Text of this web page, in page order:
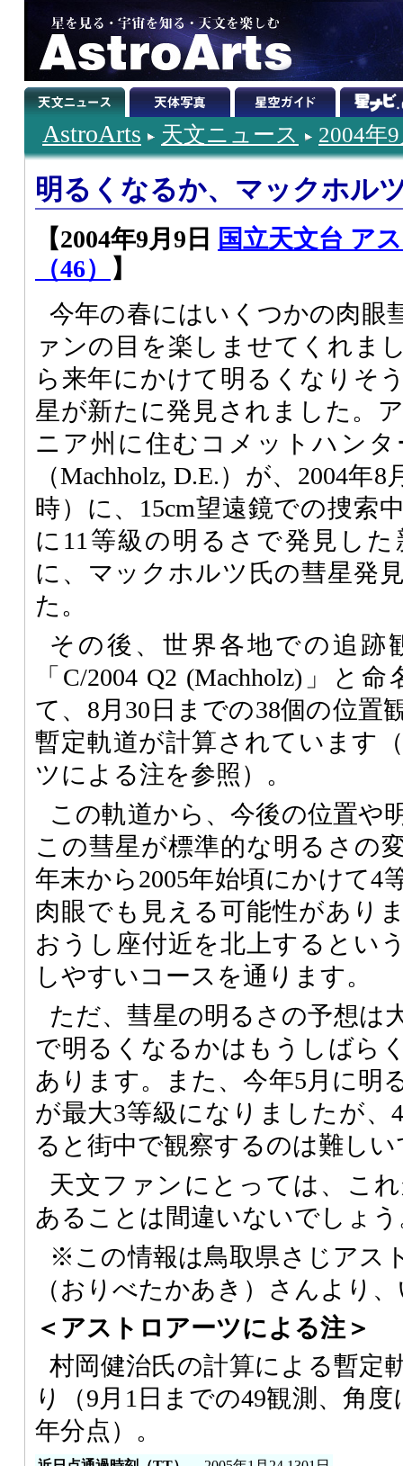
AstroArts 天文ニュース 2004年
明るくなるか、マックホル
【2004年9月9日
国立天文台 ア
（46）
】
今年の春にはいくつかの肉眼
ァンの目を楽しませてくれま
ら来年にかけて明るくなりそ
星が新たに発見されました。
ニア州に住むコメットハン
（Machholz, D.E.）が、2004年
時）に、15cm望遠鏡での捜索
に11等級の明るさで発見し
に、マックホルツ氏の彗星発
た。
その後、世界各地での追跡
「C/2004 Q2 (Machholz)」と
て、8月30日までの38個の位置
暫定軌道が計算されています
ツによる注を参照）。
この軌道から、今後の位置や
この彗星が標準的な明るさの
年末から2005年始頃にかけて4
肉眼でも見える可能性があり
おうし座付近を北上するとい
しやすいコースを通ります。
ただ、彗星の明るさの予想は
で明るくなるかはもうしばら
あります。また、今年5月に明
が最大3等級になりましたが
ると街中で観察するのは難し
天文ファンにとっては、こ
あることは間違いないでしょ
※この情報は鳥取県さじアス
（おりべたかあき）さんより
＜アストロアーツによる注＞
村岡健治氏の計算による暫定
り（9月1日までの49観測、角
年分点）。